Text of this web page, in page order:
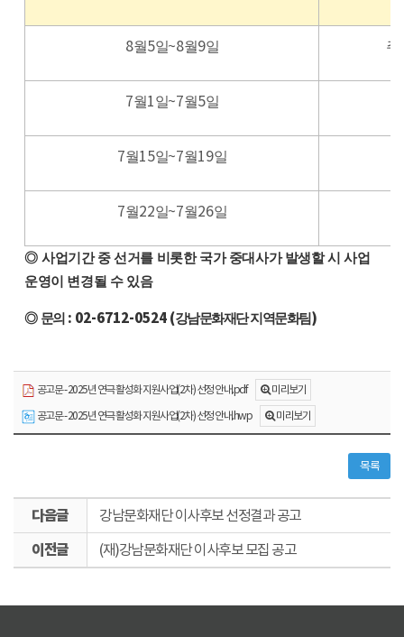
8월5일~8월9일 주
7월1일~7월5일
7월15일~7월19일
7월22일~7월26일
◎ 사업기간 중 선거를 비롯한 국가 중대사가 발생할 시 사업
운영이 변경될 수 있음
◎ 문의: 02-6712-0524 (강남문화재단 지역문화팀)
공고문 - 2025년 연극 활성화 지원사업(2차) 선정 안내.pdf
미리보기
공고문 - 2025년 연극 활성화 지원사업(2차) 선정 안내.hwp
미리보기
목록
강남문화재단 이사후보 선정결과 공고
(재)강남문화재단 이사후보 모집 공고